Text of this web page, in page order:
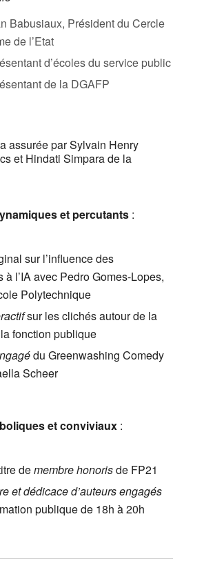
Babusiaux, Président du Cercle
de l’Etat
d’écoles du service public
de la DGAFP
assurée par Sylvain Henry
et Hindati Simpara de la
et percutants:
sur l’influence des
l’IA avec Pedro Gomes-Lopes,
Polytechnique
sur les clichés autour de la
fonction publique
du Greenwashing Comedy
Scheer
et conviviaux:
demembre honorisde FP21
et dédicace d’auteurs engagés
publique de 18h à 20h